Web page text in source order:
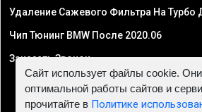
Удаление Сажевого Фильтра На Турбо
Чип Тюнинг BMW После 2020.06
Заказать Звонок
Сайт использует файлы cookie.
оптимальной работы сайтов и
прочитайте в Политике